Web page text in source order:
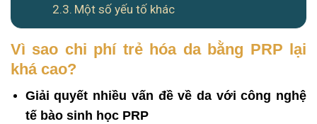
Một số yếu tố khác
Vì sao chi phí trẻ hóa da bằng PRP lại
khá cao?
Giải quyết nhiều vấn đề về da với công nghệ
tế bào sinh học PRP